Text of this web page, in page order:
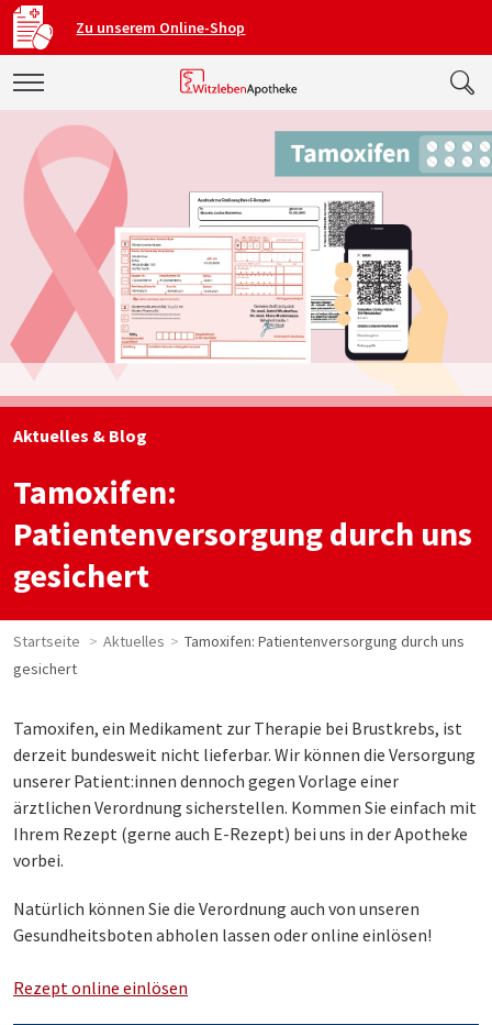
Zu unserem Online-Shop
Aktuelles & Blog
Tamoxifen:
Patientenversorgung durch uns
gesichert
Startseite Aktuelles
Tamoxifen: Patientenversorgung durch uns
gesichert
Tamoxifen, ein Medikament zur Therapie bei Brustkrebs, ist
derzeit bundesweit nicht lieferbar. Wir können die Versorgung
unserer Patient:innen dennoch gegen Vorlage einer
ärztlichen Verordnung sicherstellen. Kommen Sie einfach mit
Ihrem Rezept (gerne auch E-Rezept) bei uns in der Apotheke
vorbei.
Natürlich können Sie die Verordnung auch von unseren
Gesundheitsboten abholen lassen oder online einlösen!
Rezept online einlösen